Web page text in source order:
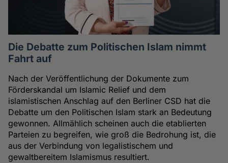
Die Debatte zum Politischen Islam nimmt
Fahrt auf
Nach der Veröffentlichung der Dokumente zum
Förderskandal um Islamic Relief und dem
islamistischen Anschlag auf den Berliner CSD hat die
Debatte um den Politischen Islam stark an Bedeutung
gewonnen. Allmählich scheinen auch die etablierten
Parteien zu begreifen, wie groß die Bedrohung ist, die
aus der Verbindung von legalistischem und
gewaltbereitem Islamismus resultiert.